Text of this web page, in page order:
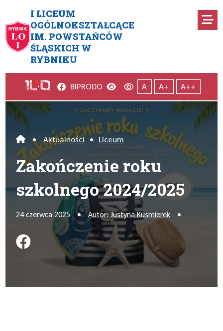
I LICEUM
OGÓLNOKSZTAŁCĄCE
IM. POWSTAŃCÓW
ŚLĄSKICH W
RYBNIKU
Zakończenie roku szkolnego
Facebook
BIPRODO Wersja kontrastowa
Wersja domyślna
A A+ A++
Home
• Aktualności • Liceum
Zakończenie roku
szkolnego 2024/2025
24 czerwca 2025 • Autor: Justyna Kusmierek •
Podziel się na FB